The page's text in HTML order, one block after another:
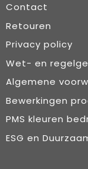
Contact
Retouren
Privacy policy
Wet- en
Algemene
Bewerkingen
PMS kleuren
ESG en